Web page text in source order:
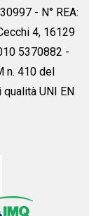
- N° REA:
4, 16129
5370882 -
n. 410 del
UNI EN